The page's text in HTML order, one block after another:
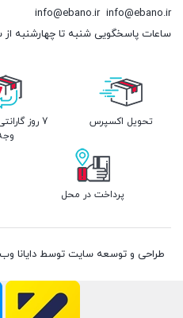
info@ebano.ir
info@ebano.ir
ساعات پاسخگویی شنبه تا چهارشنبه از ساعت
تحویل اکسپرس
7 روز
پرداخت در محل
طراحی و توسعه سایت توسط دایانا وب